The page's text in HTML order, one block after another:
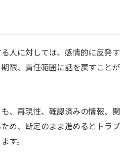
人に対しては、感情的に反発す
限、責任範囲に話を戻すことが
、再現性、確認済みの情報、関
め、断定のまま進めるとトラブ
す。